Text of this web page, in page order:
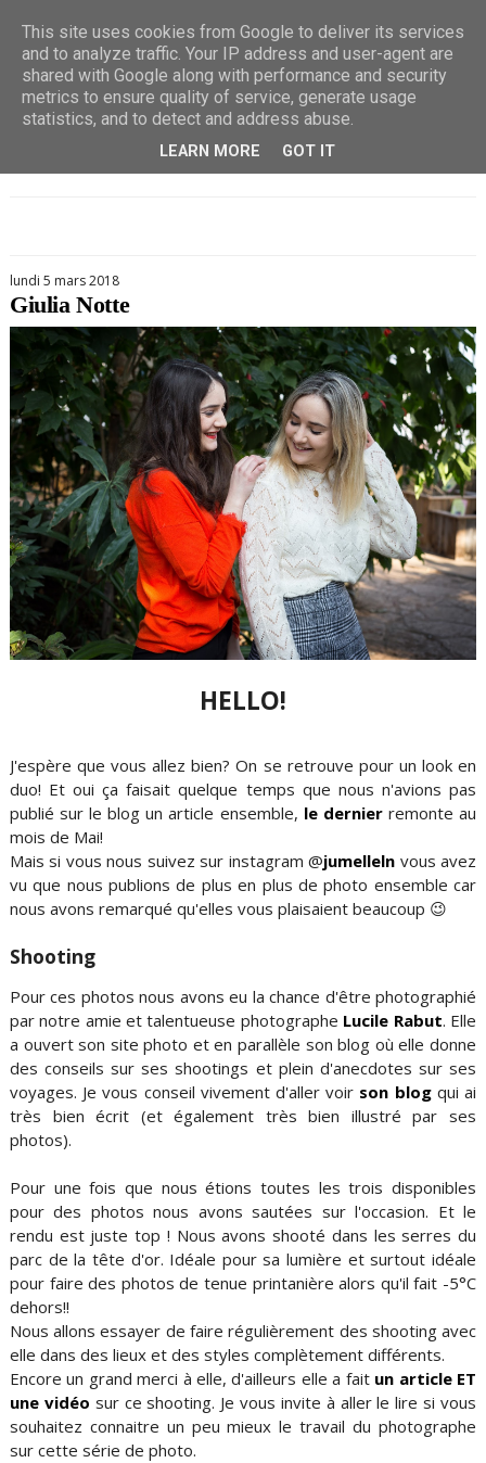
lundi 5 mars 2018
Giulia Notte
HELLO!
J'espère que vous allez bien? On se retrouve pour un look en
duo! Et oui ça faisait quelque temps que nous n'avions pas
publié sur le blog un article ensemble, le dernier remonte au
mois de Mai!
Mais si vous nous suivez sur instagram @jumelleln vous avez
vu que nous publions de plus en plus de photo ensemble car
nous avons remarqué qu'elles vous plaisaient beaucoup 😉
Shooting
Pour ces photos nous avons eu la chance d'être photographié
par notre amie et talentueuse photographe Lucile Rabut. Elle
a ouvert son site photo et en parallèle son blog où elle donne
des conseils sur ses shootings et plein d'anecdotes sur ses
voyages. Je vous conseil vivement d'aller voir son blog qui ai
très bien écrit (et également très bien illustré par ses
photos).
Pour une fois que nous étions toutes les trois disponibles
pour des photos nous avons sautées sur l'occasion. Et le
rendu est juste top ! Nous avons shooté dans les serres du
parc de la tête d'or. Idéale pour sa lumière et surtout idéale
pour faire des photos de tenue printanière alors qu'il fait -5°C
dehors!!
Nous allons essayer de faire régulièrement des shooting avec
elle dans des lieux et des styles complètement différents.
Encore un grand merci à elle, d'ailleurs elle a fait un article ET
une vidéo sur ce shooting. Je vous invite à aller le lire si vous
souhaitez connaitre un peu mieux le travail du photographe
sur cette série de photo.
This site uses cookies from Google to deliver its services
and to analyze traffic. Your IP address and user-agent are
shared with Google along with performance and security
metrics to ensure quality of service, generate usage
statistics, and to detect and address abuse.
LEARN MORE GOT IT